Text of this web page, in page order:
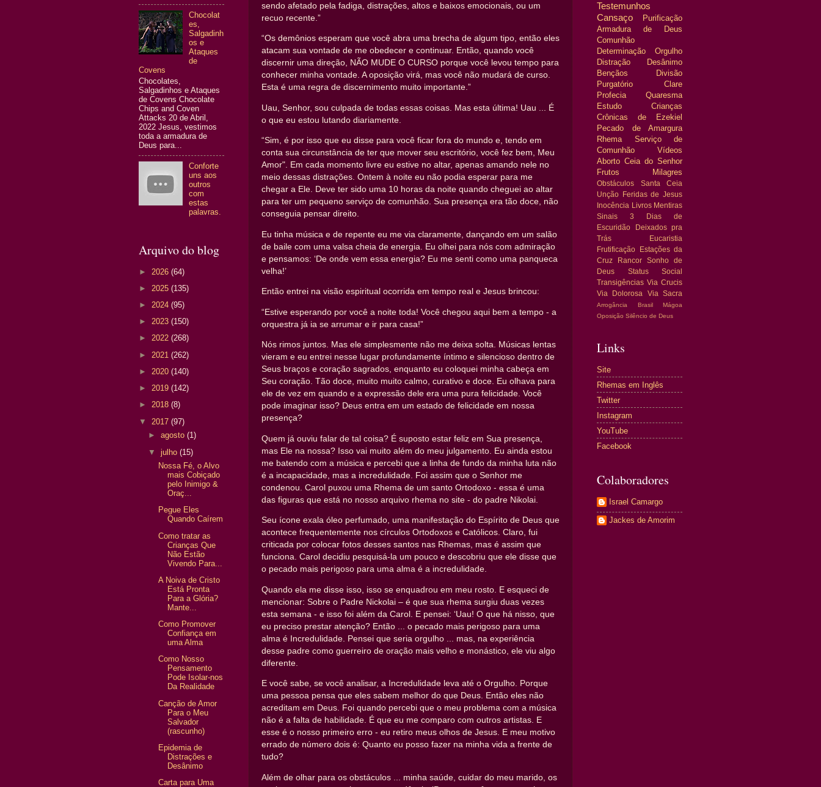
sendo afetado pela fadiga, distrações, altos e baixos emocionais, ou um
recuo recente.”
“Os demônios esperam que você abra uma brecha de algum tipo, então eles
atacam sua vontade de me obedecer e continuar. Então, quando você
discernir uma direção, NÃO MUDE O CURSO porque você levou tempo para
conhecer minha vontade. A oposição virá, mas você não mudará de curso.
Esta é uma regra de discernimento muito importante.”
Uau, Senhor, sou culpada de todas essas coisas. Mas esta última! Uau ... É
o que eu estou lutando diariamente.
“Sim, é por isso que eu disse para você ficar fora do mundo e, tendo em
conta sua circunstância de ter que mover seu escritório, você fez bem, Meu
Amor". Em cada momento livre eu estive no altar, apenas amando nele no
meio dessas distrações. Ontem à noite eu não podia esperar para me
chegar a Ele. Deve ter sido uma 10 horas da noite quando cheguei ao altar
para ter um pequeno serviço de comunhão. Sua presença era tão doce, não
conseguia pensar direito.
Eu tinha música e de repente eu me via claramente, dançando em um salão
de baile com uma valsa cheia de energia. Eu olhei para nós com admiração
e pensamos: ‘De onde vem essa energia? Eu me senti como uma panqueca
velha!’
Então entrei na visão espiritual ocorrida em tempo real e Jesus brincou:
“Estive esperando por você a noite toda! Você chegou aqui bem a tempo - a
orquestra já ia se arrumar e ir para casa!”
Nós rimos juntos. Mas ele simplesmente não me deixa solta. Músicas lentas
vieram e eu entrei nesse lugar profundamente íntimo e silencioso dentro de
Seus braços e coração sagrados, enquanto eu coloquei minha cabeça em
Seu coração. Tão doce, muito muito calmo, curativo e doce. Eu olhava para
ele de vez em quando e a expressão dele era uma pura felicidade. Você
pode imaginar isso? Deus entra em um estado de felicidade em nossa
presença?
Quem já ouviu falar de tal coisa? É suposto estar feliz em Sua presença,
mas Ele na nossa? Isso vai muito além do meu julgamento. Eu ainda estou
me batendo com a música e percebi que a linha de fundo da minha luta não
é a incapacidade, mas a incredulidade. Foi assim que o Senhor me
condenou. Carol puxou uma Rhema de um santo Ortodoxo - essa é uma
das figuras que está no nosso arquivo rhema no site - do padre Nikolai.
Seu ícone exala óleo perfumado, uma manifestação do Espírito de Deus que
acontece frequentemente nos círculos Ortodoxos e Católicos. Claro, fui
criticada por colocar fotos desses santos nas Rhemas, mas é assim que
funciona. Carol decidiu pesquisá-la um pouco e descobriu que ele disse que
o pecado mais perigoso para uma alma é a incredulidade.
Quando ela me disse isso, isso se enquadrou em meu rosto. E esqueci de
mencionar: Sobre o Padre Nickolai – é que sua rhema surgiu duas vezes
esta semana - e isso foi além da Carol. E pensei: ‘Uau! O que há nisso, que
eu preciso prestar atenção? Então ... o pecado mais perigoso para uma
alma é Incredulidade. Pensei que seria orgulho ... mas, na experiência
desse padre como guerreiro de oração mais velho e monástico, ele viu algo
diferente.
E você sabe, se você analisar, a Incredulidade leva até o Orgulho. Porque
uma pessoa pensa que eles sabem melhor do que Deus. Então eles não
acreditam em Deus. Foi quando percebi que o meu problema com a música
não é a falta de habilidade. É que eu me comparo com outros artistas. E
esse é o nosso primeiro erro - eu retiro meus olhos de Jesus. E meu motivo
errado de número dois é: Quanto eu posso fazer na minha vida a frente de
tudo?
Além de olhar para os obstáculos ... minha saúde, cuidar do meu marido, os
Chocolat
es,
Salgadinh
os e
Ataques
de
Covens
Chocolates,
Salgadinhos e Ataques
de Covens Chocolate
Chips and Coven
Attacks 20 de Abril,
2022 Jesus, vestimos
toda a armadura de
Deus para...
Conforte
uns aos
outros
com
estas
palavras.
Arquivo do blog
► 2026 (64)
► 2025 (135)
► 2024 (95)
► 2023 (150)
► 2022 (268)
► 2021 (262)
► 2020 (140)
► 2019 (142)
► 2018 (8)
▼ 2017 (97)
►agosto(1)
▼julho(15)
Nossa Fé, o Alvo
mais Cobiçado
pelo Inimigo &
Oraç...
Pegue Eles
Quando Caírem
Como tratar as
Crianças Que
Não Estão
Vivendo Para...
A Noiva de Cristo
Está Pronta
Para a Glória?
Mante...
Como Promover
Confiança em
uma Alma
Como Nosso
Pensamento
Pode Isolar-nos
Da Realidade
Canção de Amor
Para o Meu
Salvador
(rascunho)
Epidemia de
Distrações e
Desânimo
Carta para Uma
Testemunhos
Cansaço
Purificação
Armadura de Deus
Comunhão
Determinação
Orgulho
Distração
Desânimo
Bençãos
Divisão
Purgatório
Clare
Profecia
Quaresma
Estudo
Crianças
Crônicas de Ezekiel
Pecado de Amargura
Rhema
Serviço de
Comunhão
Vídeos
Aborto Ceia do Senhor
Frutos
Milagres
Obstáculos
Santa Ceia
Unção
Feridas de Jesus
Inocência
Livros Mentiras
Sinais
3 Dias de
Escuridão
Deixados pra
Trás
Eucaristia
Frutificação
Estações da
Cruz
Rancor
Sonho de
Deus
Status Social
Transigências Via Crucis
Via Dolorosa
Via Sacra
Arrogância Brasil
Mágoa
Oposição Silêncio de Deus
Links
Site
Rhemas em Inglês
Twitter
Instagram
YouTube
Facebook
Colaboradores
Israel Camargo
Jackes de Amorim